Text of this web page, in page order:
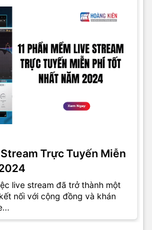
Trực Tuyến Miễn
live stream đã trở thành một
nối với cộng đồng và khán